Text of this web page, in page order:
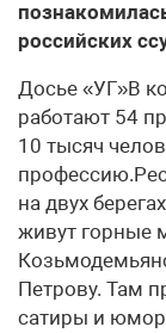
российских
Досье «УГ»В
работают 54
10 тысяч
на двух
живут горные
Петрову. Там
сатиры и